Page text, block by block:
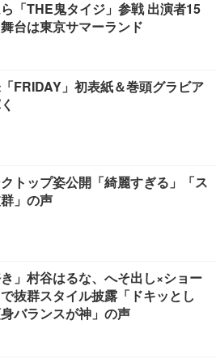
「THE鬼タイジ」参戦 出演者15
台は東京サマーランド
FRIDAY」初表紙＆巻頭グラビア
トップ姿公開「綺麗すぎる」「ス
」の声
き」村谷はるな、へそ出し×ショー
で抜群スタイル披露「ドキッとし
バランスが神」の声